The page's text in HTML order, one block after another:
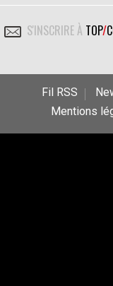
S'INSCRIRE À TOP/
Fil RSS
Mentions